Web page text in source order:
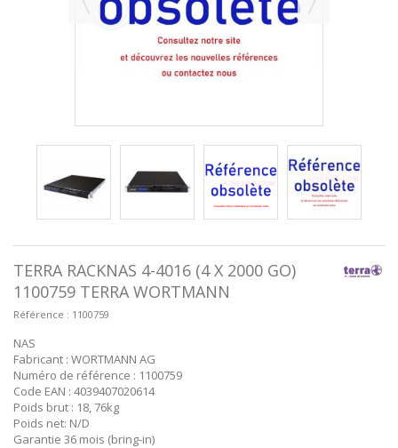
TERRA RACKNAS 4-4016 (4 X 2000 GO)
1100759 TERRA WORTMANN
Référence : 1100759
NAS
Fabricant : WORTMANN AG
Numéro de référence : 1100759
Code EAN : 4039407020614
Poids brut : 18, 76kg
Poids net: N/D
Garantie 36 mois (bring-in)